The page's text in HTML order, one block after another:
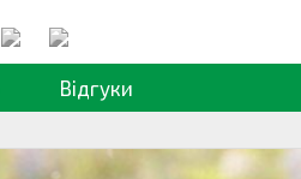
Відгуки